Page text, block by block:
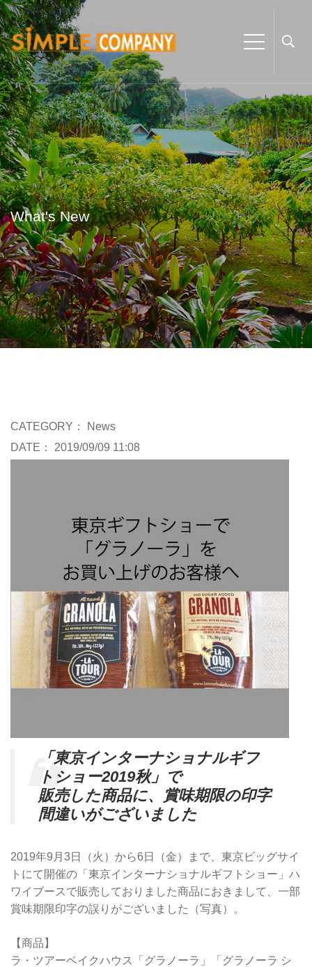
What's New
CATEGORY：
News
DATE： 2019/09/09 11:08
「東京インターナショナルギフ
トショー2019秋」で
販売した商品に、賞味期限の印字
間違いがございました
2019年9月3日（火）から6日（金）まで、東京ビッグサイ
トにて開催の「東京インターナショナルギフトショー」ハ
ワイブースで販売しておりました商品におきまして、一部
賞味期限印字の誤りがございました（写真）。
【商品】
ラ・ツアーベイクハウス「グラノーラ」「グラノーラ シ